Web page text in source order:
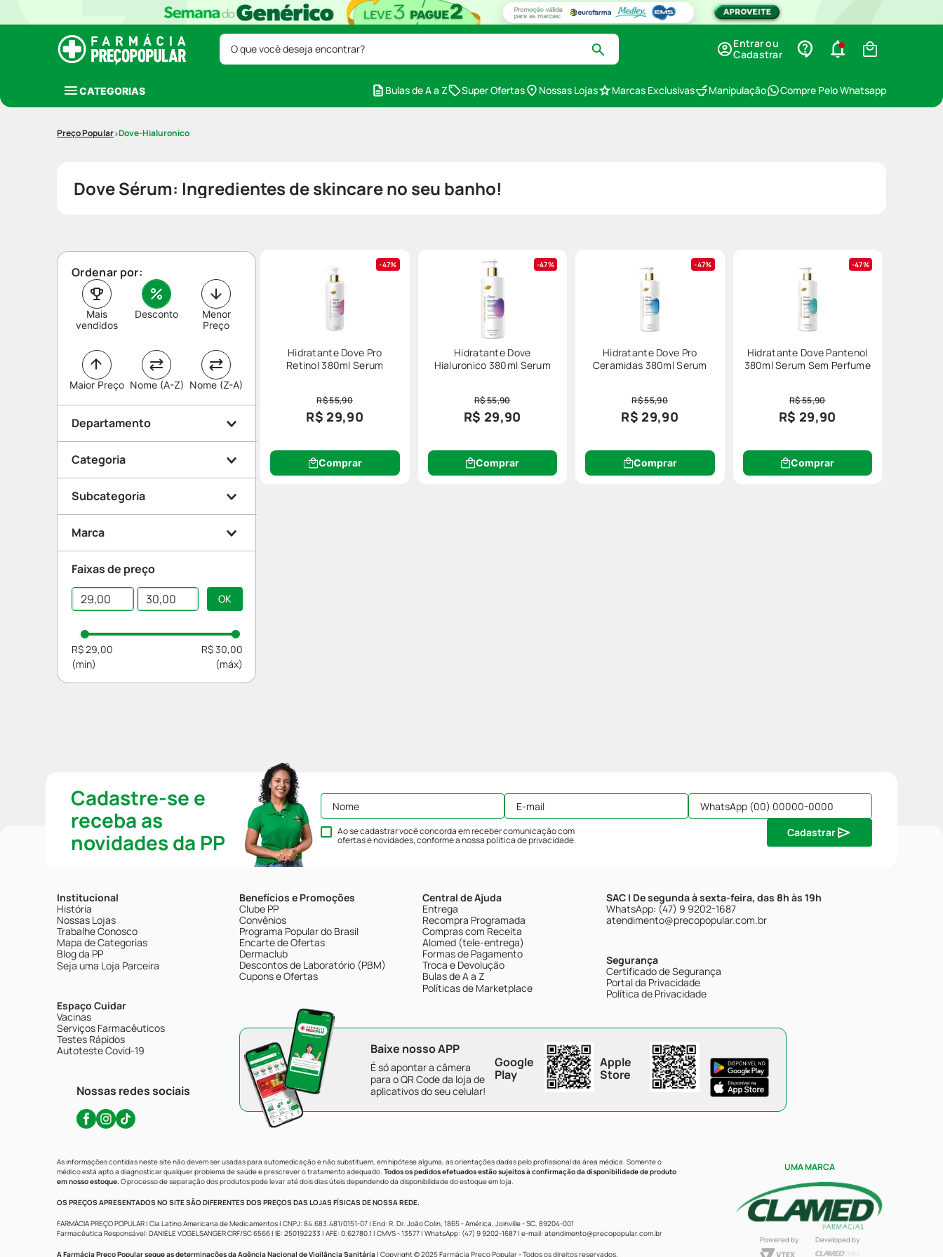
O que você deseja encontrar?
Entrar ou
Cadastrar
CATEGORIAS Bulas de A a Z Super Ofertas Nossas Lojas Marcas Exclusivas Manipulação Compre Pelo Whatsapp
Dove-Hialuronico
Dove Sérum: Ingredientes de skincare no seu banho!
Ordenar por:
Mais
vendidos
Desconto
Maior Preço
Menor
Preço
Nome (A-Z) Nome (Z-A)
Departamento
Dermocosméticos
Beleza e Proteção
Categoria
Corpo
Subcategoria
Hidratante Corporal
Marca
Dove
Faixas de preço
R$ 29,00 R$ 30,00
47%
Hidratante Dove Pro
Retinol 380ml Serum
R$ 55,90
R$ 29,90
Comprar
47%
Hidratante Dove
Hialuronico 380ml Serum
R$ 55,90
R$ 29,90
Comprar
47%
Hidratante Dove Pro
Ceramidas 380ml Serum
R$ 55,90
R$ 29,90
Comprar
47%
Hidratante Dove Pantenol
380ml Serum Sem Perfume
R$ 55,90
R$ 29,90
Comprar
Cadastre-se e
receba as
novidades da PP
Ao se cadastrar você concorda em receber comunicação com
ofertas e novidades, conforme a nossapolítica de privacidade.
Cadastrar
Institucional
História
Nossas Lojas
Trabalhe Conosco
Mapa de Categorias
Blog da PP
Seja uma Loja Parceira
Espaço Cuidar
Vacinas
Serviços Farmacêuticos
Testes Rápidos
Autoteste Covid-19
Nossas redes sociais
Benefícios e Promoções
Clube PP
Convênios
Programa Popular do Brasil
Encarte de Ofertas
Dermaclub
Descontos de Laboratório (PBM)
Cupons e Ofertas
Central de Ajuda
Entrega
Recompra Programada
Compras com Receita
Alomed (tele-entrega)
Formas de Pagamento
Troca e Devolução
Bulas de A a Z
Políticas de Marketplace
SAC | De segunda à sexta-feira, das 8h às 19h
WhatsApp: (47) 9 9202-1687
atendimento@precopopular.com.br
Segurança
Certificado de Segurança
Portal da Privacidade
Política de Privacidade
Baixe nosso APP
É só apontar a câmera
para o QR Code da loja de
aplicativos do seu celular!
Google
Play
Apple
Store
As informações contidas neste site não devem ser usadas para automedicação e não substituem, em hipótese alguma, as orientações dadas pelo profissional da área médica. Somente o
médico está apto a diagnosticar qualquer problema de saúde e prescrever o tratamento adequado. Todos os pedidos efetuados estão sujeitos à confirmação da disponibilidade de produto
em nosso estoque.O processo de separação dos produtos pode levar até dois dias úteis dependendo da disponibilidade do estoque em loja.
OS PREÇOS APRESENTADOS NO SITE SÃO DIFERENTES DOS PREÇOS DAS LOJAS FÍSICAS DE NOSSA REDE.
FARMÁCIA PREÇO POPULAR | Cia Latino Americana de Medicamentos | CNPJ: 84.683.481/0151-07 | End: R. Dr. João Colin, 1865 - América, Joinville - SC, 89204-001
Farmacêutica Responsável: DANIELE VOGELSANGER CRF/SC 6566 | IE: 250192233 | AFE: 0.62780.1 | CMVS - 13577 | WhatsApp: (47) 9 9202-1687 | e-mail: atendimento@precopopular.com.br
A Farmácia Preço Popular segue as determinações da Agência Nacional de Vigilância Sanitária | Copyright © 2025 Farmácia Preço Popular - Todos os direitos reservados.
UMA MARCA
Powered by Developed by